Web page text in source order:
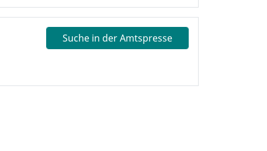
Suche in der Amtspresse